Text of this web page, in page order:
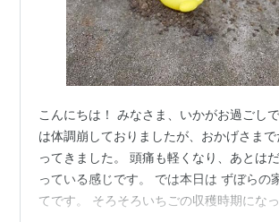
こんにちは！ みなさま、いかがお過ごし
は体調崩しておりましたが、おかげさま
ってきました。 頭痛も軽くなり、あとは
っている感じです。 では本日は ずぼらの
てです。 そろそろいちごの収穫時期にな